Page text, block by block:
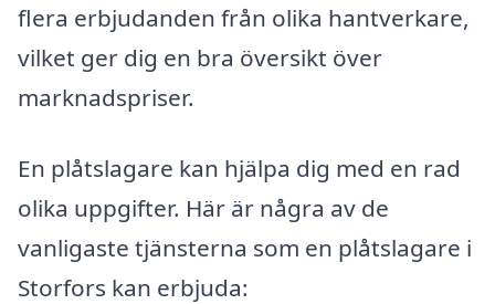
flera erbjudanden från olika hantverkare,
vilket ger dig en bra översikt över
marknadspriser.
En plåtslagare kan hjälpa dig med en rad
olika uppgifter. Här är några av de
vanligaste tjänsterna som en plåtslagare i
Storfors kan erbjuda: